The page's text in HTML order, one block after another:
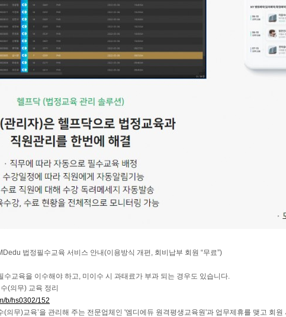
법정필수교육 서비스 안내(이용방식 개편, 회비납부 회원 “무료”)
수교육을 이수해야 하고, 미이수 시 과태료가 부과 되는 경우도 있습니다.
(의무) 교육 정리
b/hs0302/152
(의무)교육’을 관리해 주는 전문업체인 '엠디에듀 원격평생교육원'과 업무제휴를 맺고 회원